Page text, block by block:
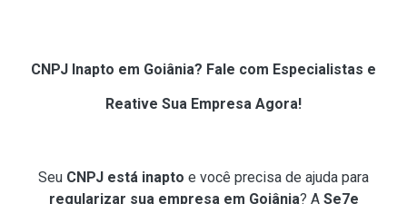
CNPJ Inapto em Goiânia? Fale com Especialistas e
Reative Sua Empresa Agora!
Seu CNPJ está inapto e você precisa de ajuda para
regularizar sua empresa em Goiânia? A Se7e